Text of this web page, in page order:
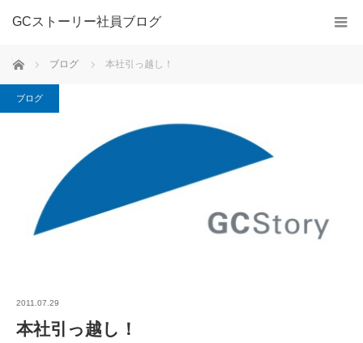
GCストーリー社員ブログ
ホーム ブログ 本社引っ越し！
ブログ
2011.07.29
本社引っ越し！